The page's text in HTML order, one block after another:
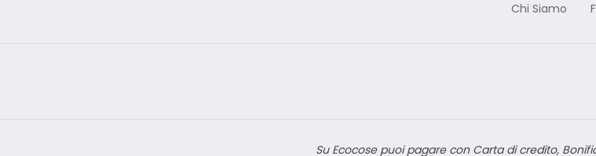
Chi Siamo
Su Ecocose puoi pagare con Carta di credito,